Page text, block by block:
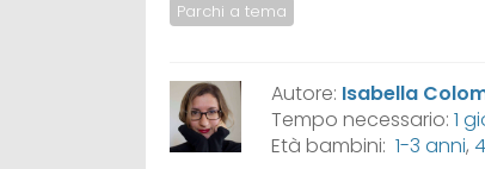
Parchi a tema
Autore: Isabella
Tempo necessario: 1
Età bambini: 1-3 anni,